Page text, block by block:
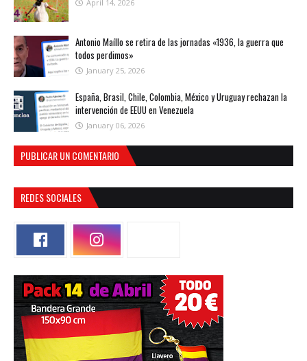
April 14, 2026
Antonio Maíllo se retira de las jornadas «1936, la guerra que
todos perdimos»
January 25, 2026
España, Brasil, Chile, Colombia, México y Uruguay rechazan la
intervención de EEUU en Venezuela
January 06, 2026
PUBLICAR UN COMENTARIO
REDES SOCIALES